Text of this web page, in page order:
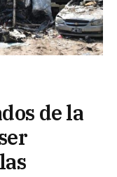
de la